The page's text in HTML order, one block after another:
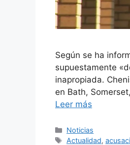
Según se ha
supuestamente
inapropiada.
en Bath,
Leer más
Categorías
Noticias
Etiquetas
Actualidad,